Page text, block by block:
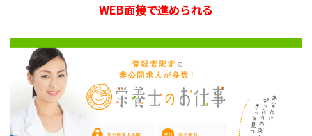
WEB面接で進められる